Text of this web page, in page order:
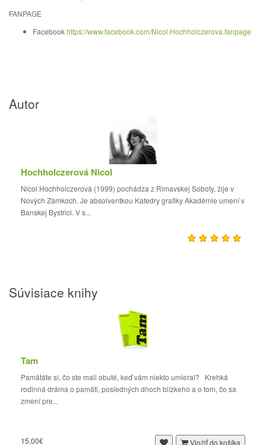
FANPAGE
Facebookhttps://www.facebook.com/Nicol.Hochholczerova.fanpage
Autor
Hochholczerová Nicol
Nicol Hochholczerová (1999) pochádza z Rimavskej Soboty, žije v
Nových Zámkoch. Je absolventkou Katedry grafiky Akadémie umení v
Banskej Bystrici. V s...
Súvisiace knihy
Tam
Pamätáte si, čo ste mali obuté, keď vám niekto umieral? Krehká
rodinná dráma o pamäti, posledných dňoch blízkeho a o tom, čo sa
zmení pre...
15,00€ Vložiť do košíka